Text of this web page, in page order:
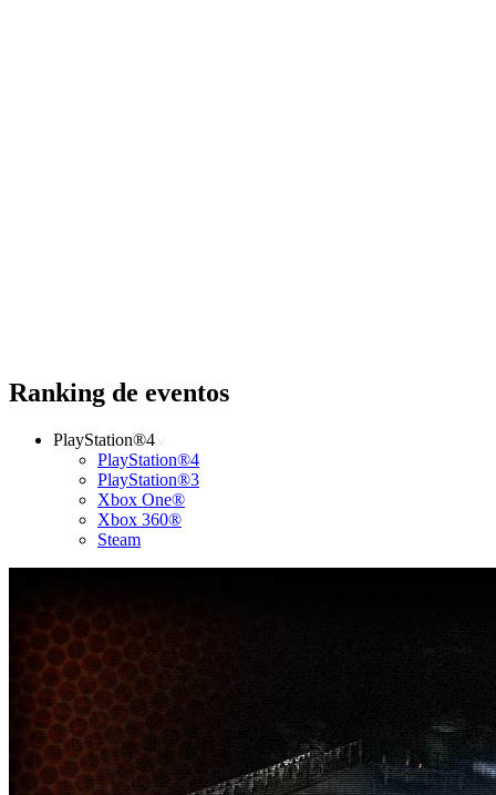
Ranking de eventos
PlayStation®4
PlayStation®4
PlayStation®3
Xbox One®
Xbox 360®
Steam